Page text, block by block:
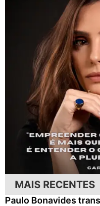
MAIS RECENTES
Paulo Bonavides